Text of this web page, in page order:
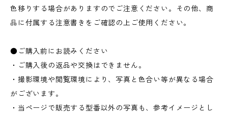
色移りする場合がありますのでご注意ください。その他、商
品に付属する注意書きをご確認の上ご使用ください。
●ご購入前にお読みください
・ご購入後の返品や交換はできません。
・撮影環境や閲覧環境により、写真と色合い等が異なる場合
がございます。
・当ページで販売する型番以外の写真も、参考イメージとし